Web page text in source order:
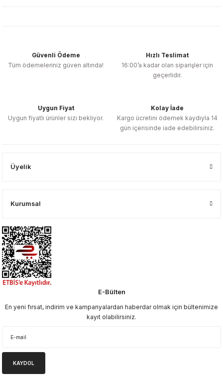
Güvenli Ödeme
Tüm ödemeleriniz güven altında!
Hızlı Teslimat
16:00’a kadar olan siparişler için
geçerlidir.
Uygun Fiyat
Uygun fiyatlı ürünler sizi bekliyor.
Kolay İade
Kargo ücretini ödemek kaydıyla 14
gün içerisinde iade edebilirsiniz.
Üyelik
Kurumsal
E-Bülten
En yeni fırsat, indirim ve kampanyalardan haberdar olmak için bültenimize
kayıt olabilirsiniz.
KAYDOL